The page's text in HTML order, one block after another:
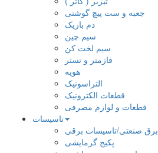
جعبه و ست پیچ گوشتی
دم باریک
سیم چین
سیم لخت کن
فازمتر و تستر
هویه
التراسونیک
قطعات الکترونیک
قطعات و لوازم مصرفی
تاسیسات
برق صنعتی/تاسیسات برقی
پکیج گرمایشی